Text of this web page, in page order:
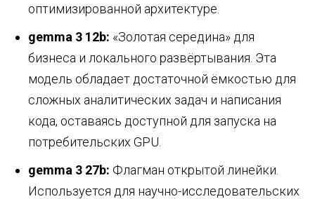
оптимизированной архитектуре.
gemma 3 12b: «Золотая середина» для
бизнеса и локального развёртывания. Эта
модель обладает достаточной ёмкостью для
сложных аналитических задач и написания
кода, оставаясь доступной для запуска на
потребительских GPU.
gemma 3 27b: Флагман открытой линейки.
Используется для научно-исследовательских